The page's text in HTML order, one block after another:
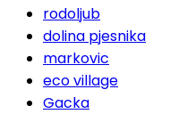
rodoljub
dolina pjesnika
markovic
eco village
Gacka